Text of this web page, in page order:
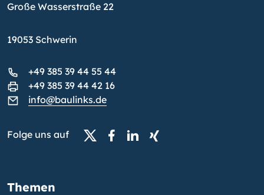
Große Wasserstraße 22
19053 Schwerin
+49 385 39 44 55 44
+49 385 39 44 42 16
info@baulinks.de
Folge uns auf
Themen